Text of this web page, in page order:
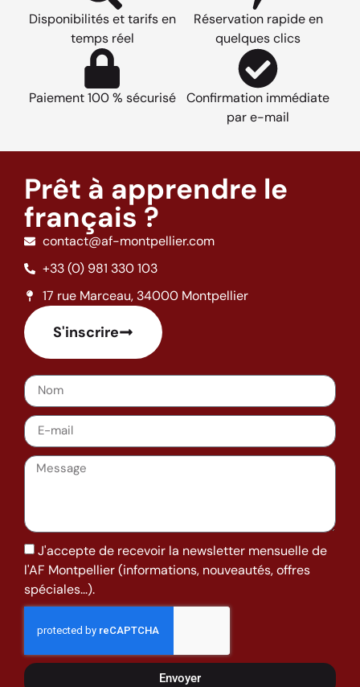
Disponibilités et tarifs en
temps réel
Réservation rapide en
quelques clics
Paiement 100 % sécurisé
Confirmation immédiate
par e-mail
Prêt à apprendre le
français ?
contact@af-montpellier.com
+33 (0) 981 330 103
17 rue Marceau, 34000 Montpellier
S'inscrire
J'accepte de recevoir la newsletter mensuelle de
l'AF Montpellier (informations, nouveautés, offres
spéciales...).
Envoyer